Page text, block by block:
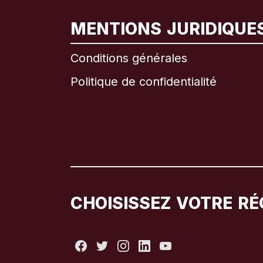
MENTIONS
Conditions générales
Politique de confidentialité
CHOISISSEZ VOTRE